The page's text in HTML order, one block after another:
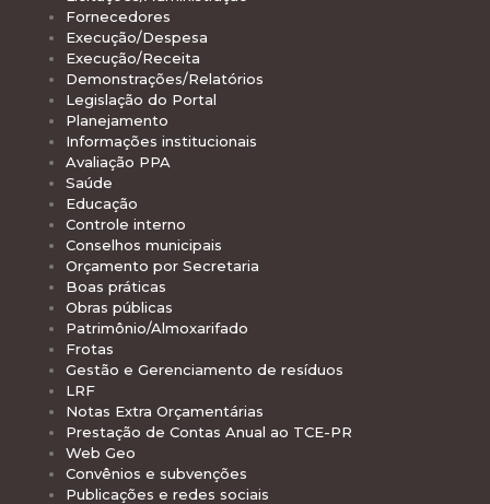
Fornecedores
Execução/Despesa
Execução/Receita
Demonstrações/Relatórios
Legislação do Portal
Planejamento
Informações institucionais
Avaliação PPA
Saúde
Educação
Controle interno
Conselhos municipais
Orçamento por Secretaria
Boas práticas
Obras públicas
Patrimônio/Almoxarifado
Frotas
Gestão e Gerenciamento de resíduos
LRF
Notas Extra Orçamentárias
Prestação de Contas Anual ao TCE-PR
Web Geo
Convênios e subvenções
Publicações e redes sociais